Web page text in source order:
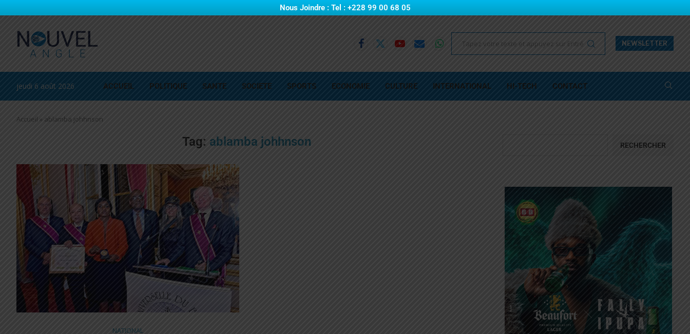
Nous Joindre : Tel : +228 99 00 68 05
NEWSLETTER
jeudi 6 août 2026 ACCUEIL POLITIQUE SANTE SOCIETE SPORTS ECONOMIE CULTURE INTERNATIONAL HI-TECH CONTACT
Accueil » ablamba johhnson
Tag: ablamba johhnson
NATIONAL
RECHERCHER